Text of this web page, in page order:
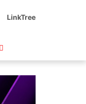
LinkTree